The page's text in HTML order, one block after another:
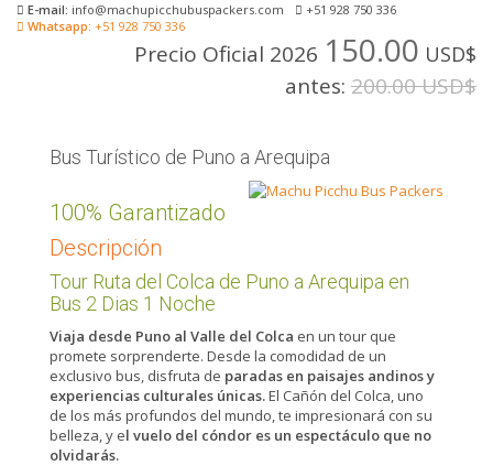
E-mail: info@machupicchubuspackers.com
+51 928 750 336
Whatsapp: +51 928 750 336
Precio Oficial 2026 150.00 USD$
antes: 200.00 USD$
Bus Turístico de Puno a Arequipa
100% Garantizado
Descripción
Tour Ruta del Colca de Puno a Arequipa en
Bus 2 Dias 1 Noche
Viaja desde Puno al Valle del Colca en un tour que
promete sorprenderte. Desde la comodidad de un
exclusivo bus, disfruta de paradas en paisajes andinos y
experiencias culturales únicas.El Cañón del Colca, uno
de los más profundos del mundo, te impresionará con su
belleza, y el vuelo del cóndor es un espectáculo que no
olvidarás.